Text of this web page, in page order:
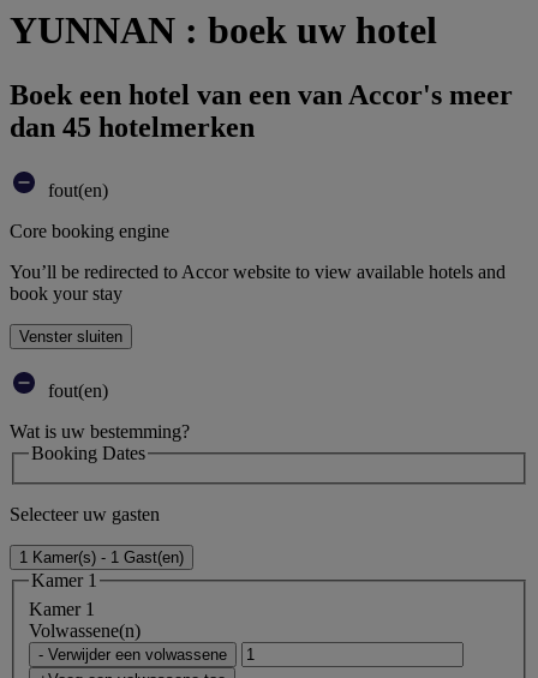
YUNNAN : boek uw hotel
Boek een hotel van een van Accor's meer
dan 45 hotelmerken
fout(en)
Core booking engine
You’ll be redirected to Accor website to view available hotels and
book your stay
Venster sluiten
fout(en)
Wat is uw bestemming?
Booking Dates
Selecteer uw gasten
1 Kamer(s) - 1 Gast(en)
Kamer 1
Kamer 1
Volwassene(n)
- Verwijder een volwassene